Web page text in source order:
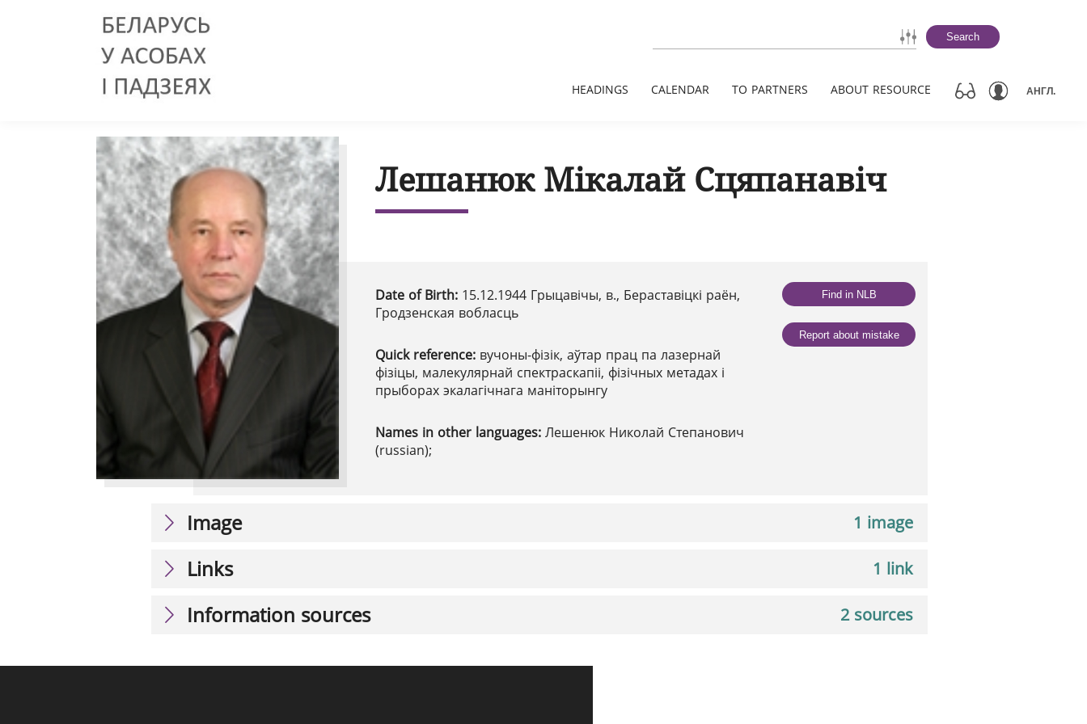
Search
HEADINGS CALENDAR TO PARTNERS ABOUT RESOURCE АНГЛ.
Лешанюк Мікалай Сцяпанавіч
Date of Birth: 15.12.1944 Грыцавічы, в., Бераставіцкі раён,
Гродзенская вобласць
Quick reference: вучоны-фізік, аўтар прац па лазернай
фізіцы, малекулярнай спектраскапіі, фізічных метадах і
прыборах экалагічнага маніторынгу
Names in other languages: Лешенюк Николай Степанович
(russian);
Find in NLB
Report about mistake
1 image
Image
1 link
Links
2 sources
Information sources